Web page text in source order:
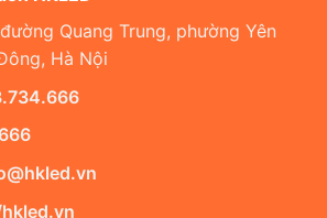
Quang Trung, phường Yên
Hà Nội